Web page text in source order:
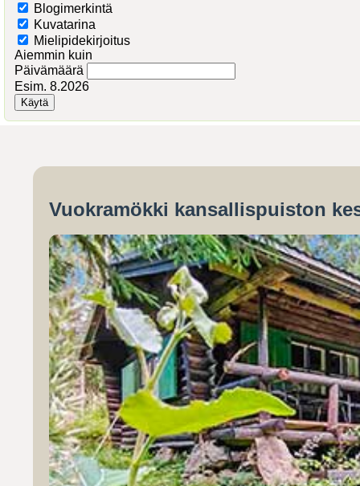
Blogimerkintä
Kuvatarina
Mielipidekirjoitus
Aiemmin kuin
Päivämäärä
Esim. 8.2026
Vuokramökki kansallispuiston